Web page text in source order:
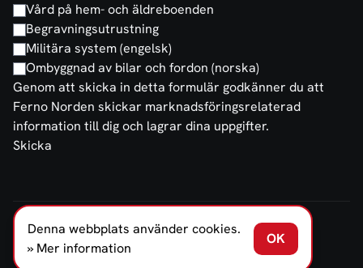
Vård på hem- och äldreboenden
Begravningsutrustning
Militära system (engelsk)
Ombyggnad av bilar och fordon (norska)
Genom att skicka in detta formulär godkänner du att
Ferno Norden skickar marknadsföringsrelaterad
information till dig och lagrar dina uppgifter.
Skicka
FERNO NORDEN SVERIGE AB © 2026
Försäljnings- och leveransvillkor
Offentlighetslagen
Denna webbplats använder cookies.
» Mer information
OK